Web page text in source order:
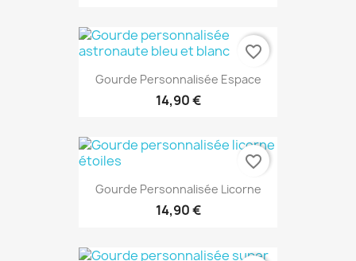
Gourde Personnalisée Espace
14,90 €
favorite_border
Gourde Personnalisée Licorne
14,90 €
favorite_border